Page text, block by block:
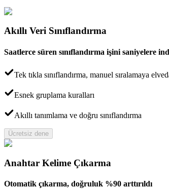
Akıllı Veri Sınıflandırma
Saatlerce süren sınıflandırma işini saniyelere
Tek tıkla sınıflandırma, manuel sıralamaya
Esnek gruplama kuralları
Akıllı tanımlama ve doğru sınıflandırma
Ücretsiz dene
Anahtar Kelime Çıkarma
Otomatik çıkarma, doğruluk %90 arttırıldı